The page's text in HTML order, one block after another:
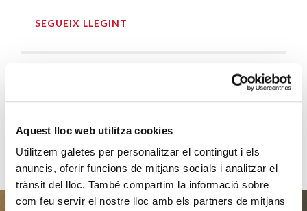
Aquest lloc web utilitza cookies
Utilitzem galetes per personalitzar el contingut i els
anuncis, oferir funcions de mitjans socials i analitzar el
trànsit del lloc. També compartim la informació sobre
com feu servir el nostre lloc amb els partners de mitjans
SEGUEIX LLEGINT